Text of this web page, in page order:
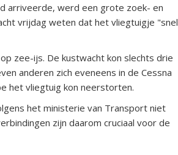
arriveerde, werd een grote zoek- en
vrijdag weten dat het vliegtuigje "snel
zee-ijs. De kustwacht kon slechts drie
anderen zich eveneens in de Cessna
het vliegtuig kon neerstorten.
het ministerie van Transport niet
zijn daarom cruciaal voor de